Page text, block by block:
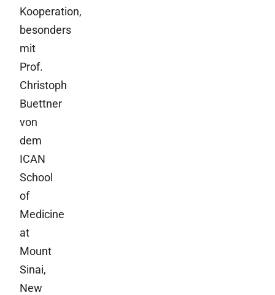
Kooperation,
besonders
mit
Prof.
Christoph
Buettner
von
dem
ICAN
School
of
Medicine
at
Mount
Sinai,
New